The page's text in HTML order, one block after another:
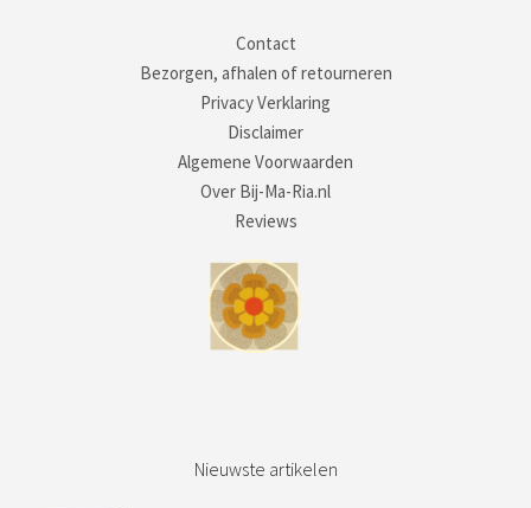
Contact
Bezorgen, afhalen of retourneren
Privacy Verklaring
Disclaimer
Algemene Voorwaarden
Over Bij-Ma-Ria.nl
Reviews
Nieuwste artikelen